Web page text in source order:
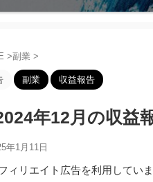
>副業 >
副業 収益報告
2024年12月の収
年1月11日
ィリエイト広告を利用してい